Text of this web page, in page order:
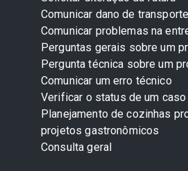
Comunicar dano de transporte
Comunicar problemas na
Perguntas gerais sobre um
Pergunta técnica sobre um
Comunicar um erro técnico
Verificar o status de um
Planejamento de cozinhas
projetos gastronômicos
Consulta geral